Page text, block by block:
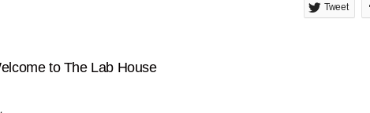
Tweet
to The Lab House